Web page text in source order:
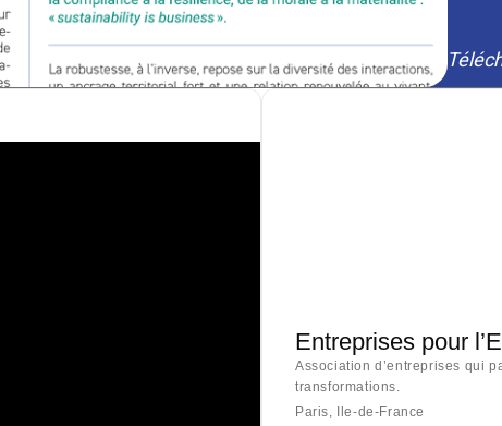
Entreprises pour
Association d’entreprises qui
transformations.
Paris, Ile-de-France